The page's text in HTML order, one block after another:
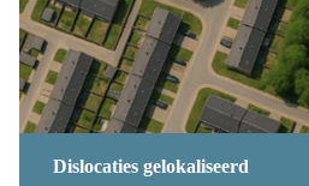
Dislocaties gelokaliseerd